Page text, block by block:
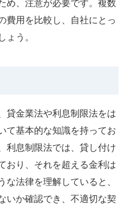
費用を比較し、自社にとっ
う。
貸金業法や利息制限法をは
て基本的な知識を持ってお
利息制限法では、貸し付け
おり、それを超える金利は
法律を理解していると、
いか確認でき、不適切な契